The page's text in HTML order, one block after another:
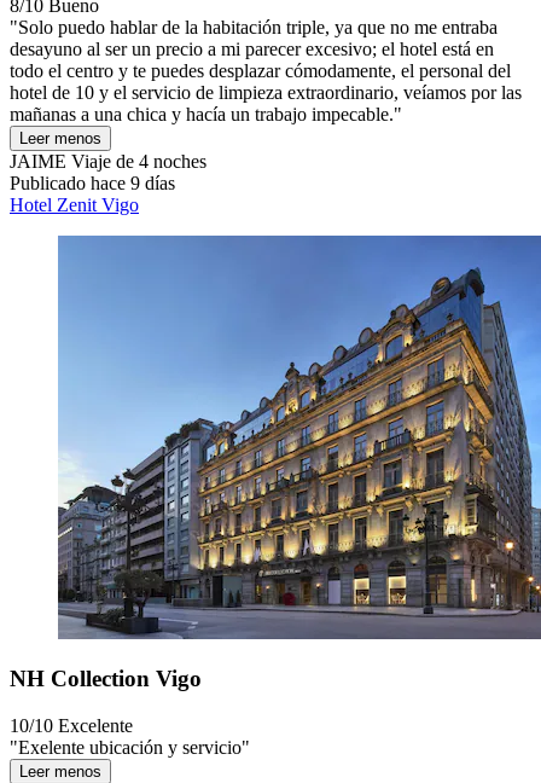
8/10 Bueno
"Solo puedo hablar de la habitación triple, ya que no me entraba
desayuno al ser un precio a mi parecer excesivo; el hotel está en
todo el centro y te puedes desplazar cómodamente, el personal del
hotel de 10 y el servicio de limpieza extraordinario, veíamos por las
mañanas a una chica y hacía un trabajo impecable."
Leer menos
JAIME Viaje de 4 noches
Publicado hace 9 días
Hotel Zenit Vigo
NH Collection Vigo
10/10 Excelente
"Exelente ubicación y servicio"
Leer menos